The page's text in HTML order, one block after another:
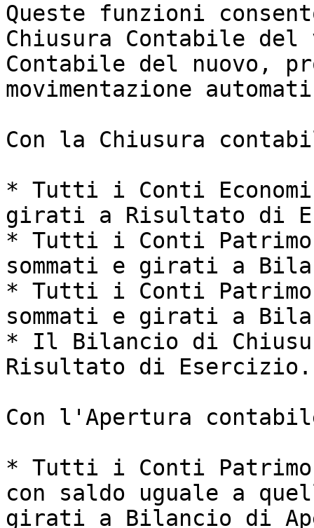
Queste funzioni
Chiusura Contabile del
Contabile del nuovo,
movimentazione
Con la Chiusura
* Tutti i Conti
girati a Risultato di
* Tutti i Conti
sommati e girati a
* Tutti i Conti
sommati e girati a
* Il Bilancio di
Risultato di Esercizio.
Con l'Apertura
* Tutti i Conti
con saldo uguale a
girati a Bilancio di